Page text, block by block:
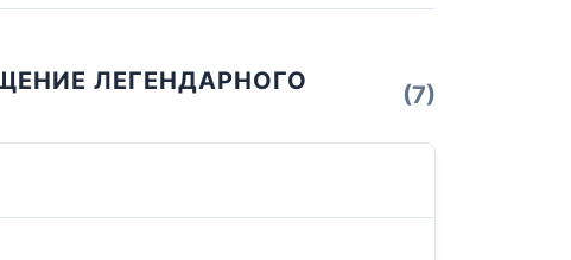
ЛЕГЕНДАРНОГО
(7)